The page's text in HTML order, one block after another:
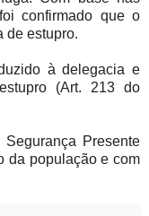
confirmado que o
de estupro.
à delegacia e
(Art. 213 do
Presente
da população e com